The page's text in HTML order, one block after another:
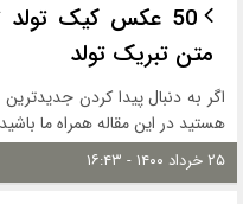
50 عکس کیک تولد
متن تبریک تولد
اگر به دنبال پیدا کردن
هستید در این مقاله همراه ما
۲۵ خرداد ۱۴۰۰ - ۱۶:۴۳